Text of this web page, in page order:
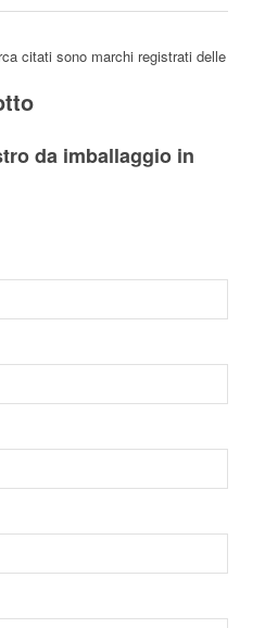
citati sono marchi registrati delle
da imballaggio in